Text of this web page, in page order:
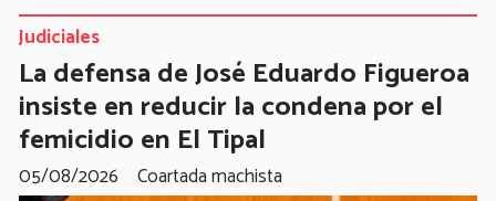
La defensa de José Eduardo Figueroa
insiste en reducir la condena por el
femicidio en El Tipal
Coartada machista
Judiciales
05/08/2026